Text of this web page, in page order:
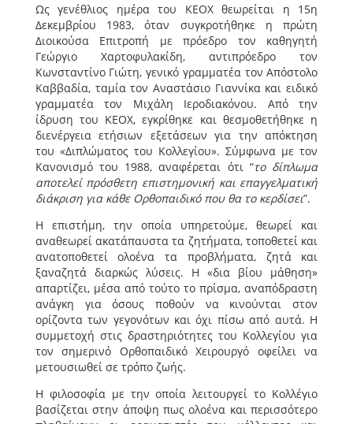
Ως γενέθλιος ημέρα του ΚΕΟΧ θεωρείται η 15η
Δεκεμβρίου 1983, όταν συγκροτήθηκε η πρώτη
Διοικούσα Επιτροπή με πρόεδρο τον καθηγητή
Γεώργιο Χαρτοφυλακίδη, αντιπρόεδρο τον
Κωνσταντίνο Γιώτη, γενικό γραμματέα τον Απόστολο
Καββαδία, ταμία τον Αναστάσιο Γιαννίκα και ειδικό
γραμματέα τον Μιχάλη Ιεροδιακόνου. Από την
ίδρυση του ΚΕΟΧ, εγκρίθηκε και θεσμοθετήθηκε η
διενέργεια ετήσιων εξετάσεων για την απόκτηση
του «Διπλώματος του Κολλεγίου». Σύμφωνα με τον
Κανονισμό του 1988, αναφέρεται ότι “το δίπλωμα
αποτελεί πρόσθετη επιστημονική και επαγγελματική
διάκριση για κάθε Ορθοπαιδικό που θα το κερδίσει”.
Η επιστήμη, την οποία υπηρετούμε, θεωρεί και
αναθεωρεί ακατάπαυστα τα ζητήματα, τοποθετεί και
ανατοποθετεί ολοένα τα προβλήματα, ζητά και
ξαναζητά διαρκώς λύσεις. Η «δια βίου μάθηση»
απαρτίζει, μέσα από τούτο το πρίσμα, αναπόδραστη
ανάγκη για όσους ποθούν να κινούνται στον
ορίζοντα των γεγονότων και όχι πίσω από αυτά. Η
συμμετοχή στις δραστηριότητες του Κολλεγίου για
τον σημερινό Ορθοπαιδικό Χειρουργό οφείλει να
μετουσιωθεί σε τρόπο ζωής.
Η φιλοσοφία με την οποία λειτουργεί το Κολλέγιο
βασίζεται στην άποψη πως ολοένα και περισσότερο